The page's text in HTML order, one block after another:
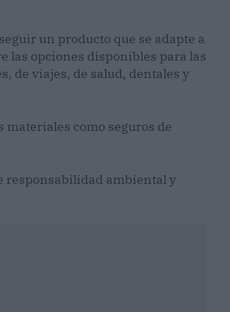
un producto que se adapte a
las opciones disponibles para las
de viajes, de salud, dentales y
como seguros de
responsabilidad ambiental y